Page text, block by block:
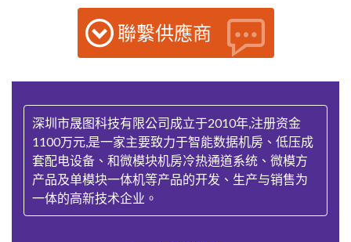
聯繫供應商
深圳市晟图科技有限公司成立于2010年,注册资金
1100万元,是一家主要致力于智能数据机房、低压成
套配电设备、和微模块机房冷热通道系统、微模方
产品及单模块一体机等产品的开发、生产与销售为
一体的高新技术企业。